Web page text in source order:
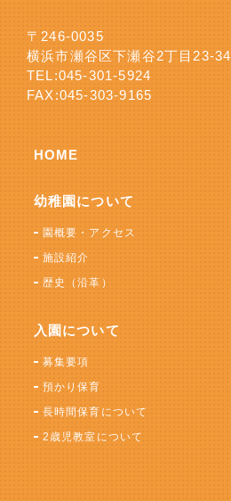
〒246-0035
横浜市瀬谷区下瀬谷2丁目23-34
TEL:045-301-5924
FAX:045-303-9165
HOME
幼稚園について
園概要・アクセス
施設紹介
歴史（沿革）
入園について
募集要項
預かり保育
長時間保育について
2歳児教室について